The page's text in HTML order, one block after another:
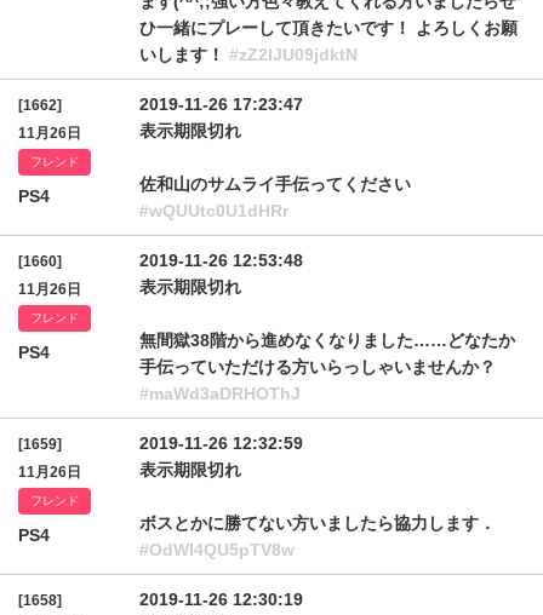
ひ一緒にプレーして頂きたいです！ よろしくお願
いします！ #zZ2lJU09jdktN
[1662]
11月26日
フレンド
PS4
2019-11-26 17:23:47
表示期限切れ
佐和山のサムライ手伝ってください
#wQUUtc0U1dHRr
[1660]
11月26日
フレンド
PS4
2019-11-26 12:53:48
表示期限切れ
無間獄38階から進めなくなりました……どなたか
手伝っていただける方いらっしゃいませんか？
#maWd3aDRHOThJ
[1659]
11月26日
フレンド
PS4
2019-11-26 12:32:59
表示期限切れ
ボスとかに勝てない方いましたら協力します．
#OdWI4QU5pTV8w
[1658]
2019-11-26 12:30:19